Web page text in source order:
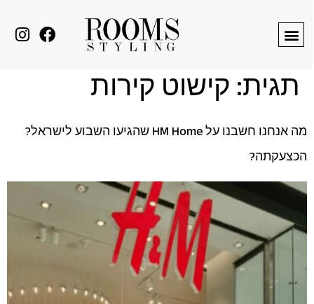
תגית:קישוט קירות
מה אנחנו חשבנו על HM Home שהגיעו השבוע לישראל?
הכצעקתה?